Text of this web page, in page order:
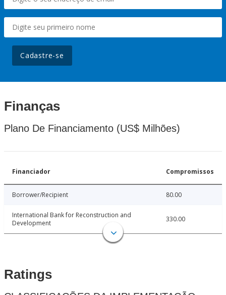
Cadastre-se
Finanças
Plano De Financiamento (US$ Milhões)
Financiador Compromissos
Borrower/Recipient 80.00
International Bank for Reconstruction and
Development
330.00
Ratings